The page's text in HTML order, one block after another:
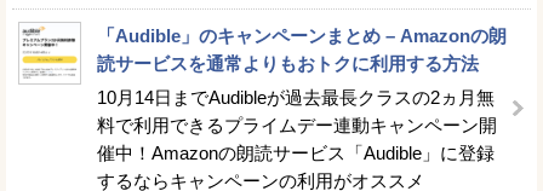
「Audible」のキャンペーンまとめ – Amazonの朗
読サービスを通常よりもおトクに利用する方法
10月14日までAudibleが過去最長クラスの2ヵ月無
料で利用できるプライムデー連動キャンペーン開
催中！Amazonの朗読サービス「Audible」に登録
するならキャンペーンの利用がオススメ